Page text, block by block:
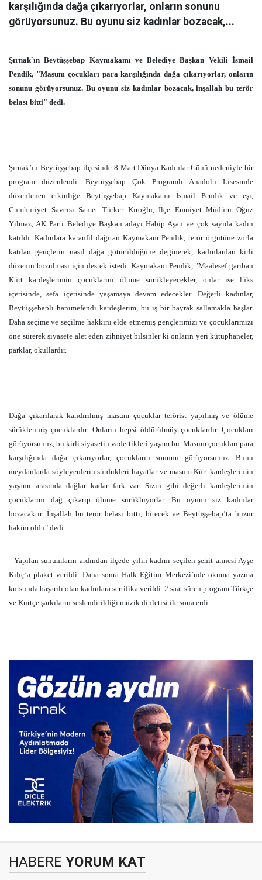
karşılığında dağa çıkarıyorlar, onların sonunu
görüyorsunuz. Bu oyunu siz kadınlar bozacak,...
Şırnak`ın Beytüşşebap Kaymakamı ve Belediye Başkan Vekili İsmail
Pendik, "Masum çocukları para karşılığında dağa çıkarıyorlar, onların
sonunu görüyorsunuz. Bu oyunu siz kadınlar bozacak, inşallah bu terör
belası bitti" dedi.
Şırnak’ın Beytüşşebap ilçesinde 8 Mart Dünya Kadınlar Günü nedeniyle bir
program düzenlendi. Beytüşşebap Çok Programlı Anadolu Lisesinde
düzenlenen etkinliğe Beytüşşebap Kaymakamı İsmail Pendik ve eşi,
Cumhuriyet Savcısı Samet Türker Kıroğlu, İlçe Emniyet Müdürü Oğuz
Yılmaz, AK Parti Belediye Başkan adayı Habip Aşan ve çok sayıda kadın
katıldı. Kadınlara karanfil dağıtan Kaymakam Pendik, terör örgütüne zorla
katılan gençlerin nasıl dağa götürüldüğüne değinerek, kadınlardan kirli
düzenin bozulması için destek istedi. Kaymakam Pendik, "Maalesef gariban
Kürt kardeşlerimin çocuklarını ölüme sürükleyecekler, onlar ise lüks
içerisinde, sefa içerisinde yaşamaya devam edecekler. Değerli kadınlar,
Beytüşşebaplı hanımefendi kardeşlerim, bu iş bir bayrak sallamakla başlar.
Daha seçime ve seçilme hakkını elde etmemiş gençlerimizi ve çocuklarımızı
öne sürerek siyasete alet eden zihniyet bilsinler ki onların yeri kütüphaneler,
parklar, okullardır.
Dağa çıkarılarak kandırılmış masum çocuklar terörist yapılmış ve ölüme
sürüklenmiş çocuklardır. Onların hepsi öldürülmüş çocuklardır. Çocukları
görüyorsunuz, bu kirli siyasetin vadettikleri yaşam bu. Masum çocukları para
karşılığında dağa çıkarıyorlar, çocukların sonunu görüyorsunuz. Bunu
meydanlarda söyleyenlerin sürdükleri hayatlar ve masum Kürt kardeşlerimin
yaşamı arasında dağlar kadar fark var. Sizin gibi değerli kardeşlerimin
çocuklarını dağ çıkarıp ölüme sürüklüyorlar. Bu oyunu siz kadınlar
bozacaktır. İnşallah bu terör belası bitti, bitecek ve Beytüşşebap’ta huzur
hakim oldu" dedi.
Yapılan sunumların ardından ilçede yılın kadını seçilen şehit annesi Ayşe
Kılıç’a plaket verildi. Daha sonra Halk Eğitim Merkezi`nde okuma yazma
kursunda başarılı olan kadınlara sertifika verildi. 2 saat süren program Türkçe
ve Kürtçe şarkıların seslendirildiği müzik dinletisi ile sona erdi.
HABERE YORUM KAT